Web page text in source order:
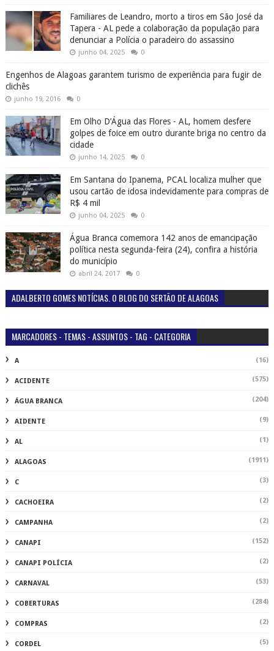
Familiares de Leandro, morto a tiros em São José da
Tapera - AL pede a colaboração da população para
denunciar a Polícia o paradeiro do assassino
junho 04, 2025 0
Engenhos de Alagoas garantem turismo de experiência para fugir de
clichês
junho 19, 2016 0
Em Olho D’Água das Flores - AL, homem desfere
golpes de foice em outro durante briga no centro da
cidade
junho 14, 2025 0
Em Santana do Ipanema, PCAL localiza mulher que
usou cartão de idosa indevidamente para compras de
R$ 4 mil
junho 04, 2025 0
Água Branca comemora 142 anos de emancipação
política nesta segunda-feira (24), confira a história
do município
abril 24, 2017 0
ADALBERTO GOMES NOTÍCIAS. O BLOG DO SERTÃO DE ALAGOAS
MARCADORES - TEMAS - ASSUNTOS - TAG - CATEGORIA
A (16)
ACIDENTE (575)
ÁGUA BRANCA (204)
AIDENTE (9)
AL (1)
ALAGOAS (1911)
C (3)
CACHOEIRA (2)
CAMPANHA (2)
CANAPI (152)
CANAPI POLÍCIA (2)
CARNAVAL (53)
COBERTURAS (284)
COMPRAS (2)
CORDEL (5)